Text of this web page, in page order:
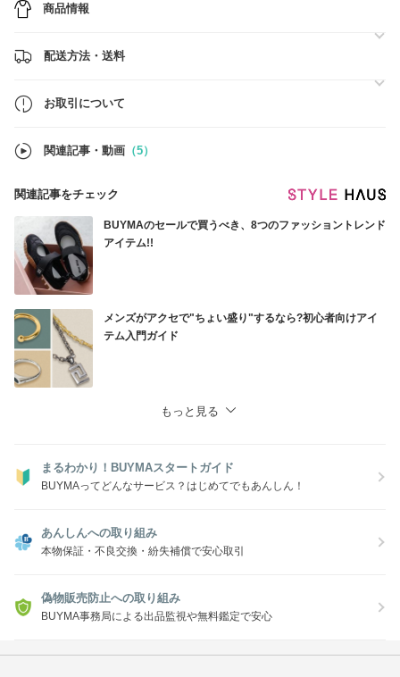
商品情報
配送方法・送料
お取引について
関連記事・動画 （5）
関連記事をチェック
BUYMAのセールで買うべき、8つのファッショントレンド
アイテム!!
メンズがアクセで"ちょい盛り"するなら?初心者向けアイ
テム入門ガイド
もっと見る
まるわかり！BUYMAスタートガイド
BUYMAってどんなサービス？はじめてでもあんしん！
あんしんへの取り組み
本物保証・不良交換・紛失補償で安心取引
偽物販売防止への取り組み
BUYMA事務局による出品監視や無料鑑定で安心